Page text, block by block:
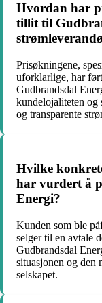
Hvordan har
tillit til
Prisøkningene,
uforklarlige, har
Gudbrandsdal
kundelojaliteten og
og transparente
Hvilke
har vurdert å
Energi?
Kunden som ble
selger til en avtale
Gudbrandsdal
situasjonen og den
selskapet.